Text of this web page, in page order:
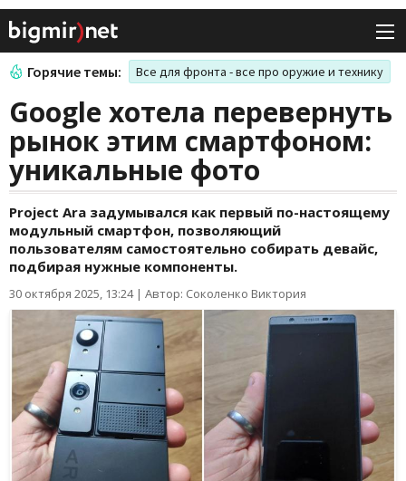
Горячие темы: Все для фронта - все про оружие и технику
Google хотела перевернуть
рынок этим смартфоном:
уникальные фото
Project Ara задумывался как первый по-настоящему
модульный смартфон, позволяющий
пользователям самостоятельно собирать девайс,
подбирая нужные компоненты.
30 октября 2025, 13:24| Автор: Соколенко Виктория